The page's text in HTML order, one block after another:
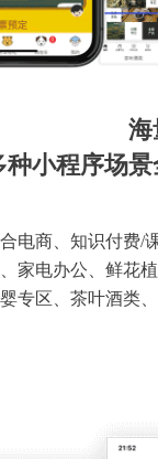
海
种小程序场
电商、知识付费/
家电办公、鲜花
专区、茶叶酒类